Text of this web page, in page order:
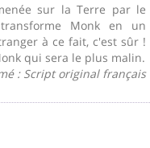
sur la Terre par le
Monk en un
à ce fait, c'est sûr !
qui sera le plus malin.
: Script original français